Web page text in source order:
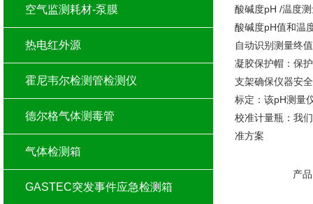
酸碱度pH /温度
酸碱度pH值和温
自动识别测量终
凝胶保护帽：保
支架确保仪器安
标定：该pH测量
校准计量瓶：我
准方案
产
空气监测耗材-泵膜
热电红外源
霍尼韦尔检测管检测仪
德尔格气体测毒管
气体检测箱
GASTEC突发事件应急检测箱